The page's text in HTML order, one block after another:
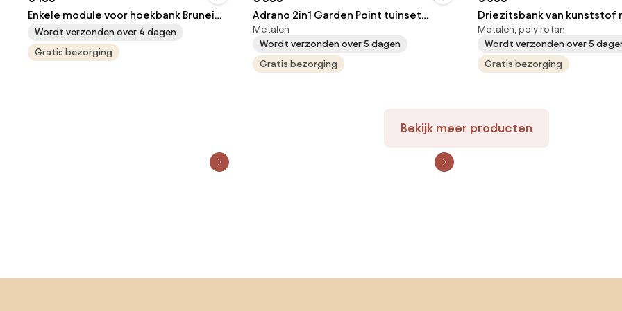
Enkele module voor hoekbank Brunei
Garden Point acacia
Wordt verzonden over 4 dagen
Gratis bezorging
Adrano 2in1 Garden Point tuinset
antraciet
Metalen
Wordt verzonden over 5 dagen
Gratis bezorging
Driezitsbank van kunststof
Monaco Garden Point grijs
Metalen, poly rotan
Wordt verzonden over 5
Gratis bezorging
Bekijk meer producten